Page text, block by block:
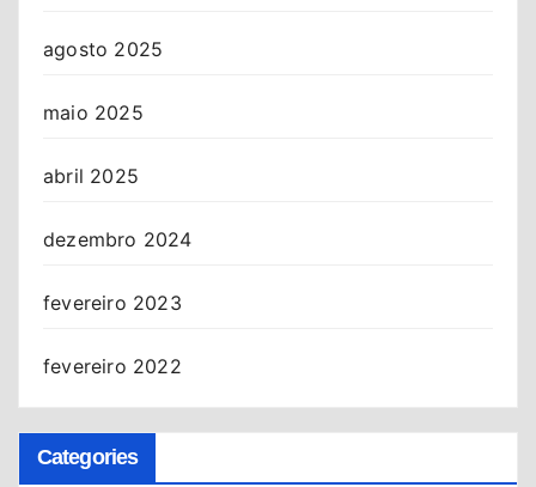
agosto 2025
maio 2025
abril 2025
dezembro 2024
fevereiro 2023
fevereiro 2022
Categories